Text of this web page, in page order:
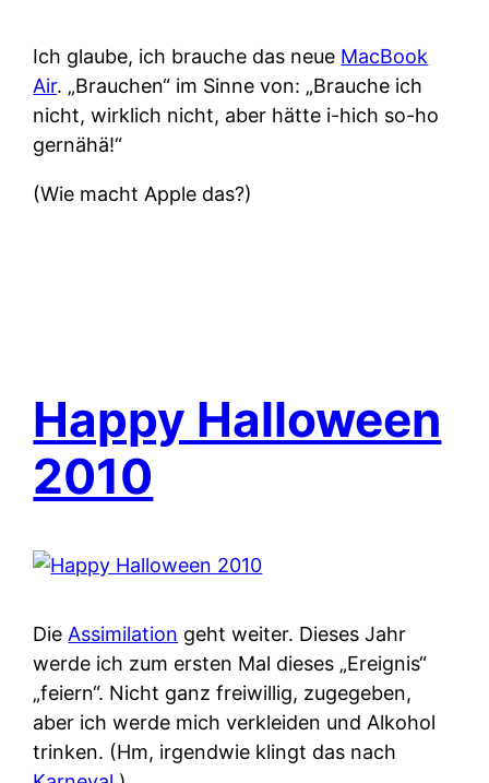
Ich glaube, ich brauche das neue MacBook
Air. „Brauchen“ im Sinne von: „Brauche ich
nicht, wirklich nicht, aber hätte i-hich so-ho
gernähä!“
(Wie macht Apple das?)
Happy Halloween
2010
Die Assimilation geht weiter. Dieses Jahr
werde ich zum ersten Mal dieses „Ereignis“
„feiern“. Nicht ganz freiwillig, zugegeben,
aber ich werde mich verkleiden und Alkohol
trinken. (Hm, irgendwie klingt das nach